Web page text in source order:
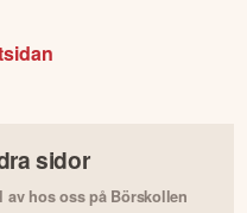
sidor
av hos oss på Börskollen